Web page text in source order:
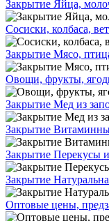
Закрытие Яйца,
Сосиски, колбаса,
Закрытие Мясо,
Овощи, фрукты,
Закрытие Мед из
Закрытие
Закрытие Перекусы
Закрытие
Оптовые цены,